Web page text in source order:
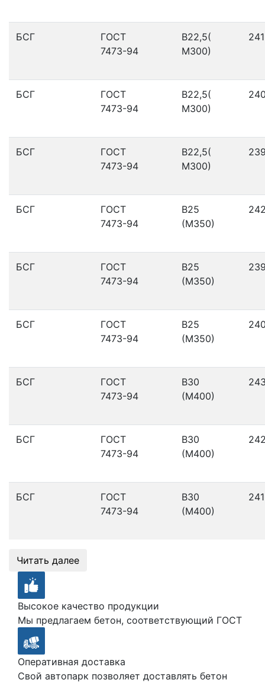
БСГ
ГОСТ
7473-94
В22,5(
М300)
БСГ
ГОСТ
7473-94
В22,5(
М300)
БСГ
ГОСТ
7473-94
В22,5(
М300)
БСГ
ГОСТ
7473-94
В25
(М350)
БСГ
ГОСТ
7473-94
В25
(М350)
БСГ
ГОСТ
7473-94
В25
(М350)
БСГ
ГОСТ
7473-94
В30
(М400)
БСГ
ГОСТ
7473-94
В30
(М400)
БСГ
ГОСТ
7473-94
В30
(М400)
Читать далее
Высокое качество продукции
Мы предлагаем бетон, соответствующий ГОСТ
Оперативная доставка
Свой автопарк позволяет доставлять бетон